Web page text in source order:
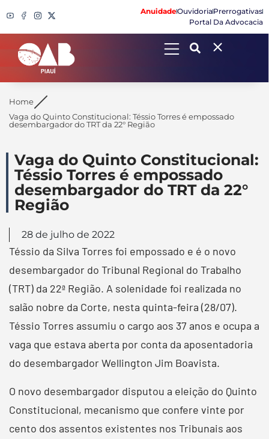
AnuidadeOuvidoriaPrerrogativas
Portal Da Advocacia
Search
Home
Vaga do Quinto Constitucional: Téssio Torres é empossado
desembargador do TRT da 22° Região
Vaga do Quinto Constitucional:
Téssio Torres é empossado
desembargador do TRT da 22°
Região
28 de julho de 2022
Téssio da Silva Torres foi empossado e é o novo
desembargador do Tribunal Regional do Trabalho
(TRT) da 22ª Região. A solenidade foi realizada no
salão nobre da Corte, nesta quinta-feira (28/07).
Téssio Torres assumiu o cargo aos 37 anos e ocupa a
vaga que estava aberta por conta da aposentadoria
do desembargador Wellington Jim Boavista.
O novo desembargador disputou a eleição do Quinto
Constitucional, mecanismo que confere vinte por
cento dos assentos existentes nos Tribunais aos